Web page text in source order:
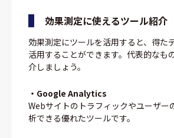
効果測定に使えるツール紹介
効果測定にツールを活用すると、得た
活用することができます。代表的なも
介しましょう。
・Google Analytics
Webサイトのトラフィックやユーザー
析できる優れたツールです。